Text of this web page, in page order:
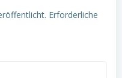
Erforderliche